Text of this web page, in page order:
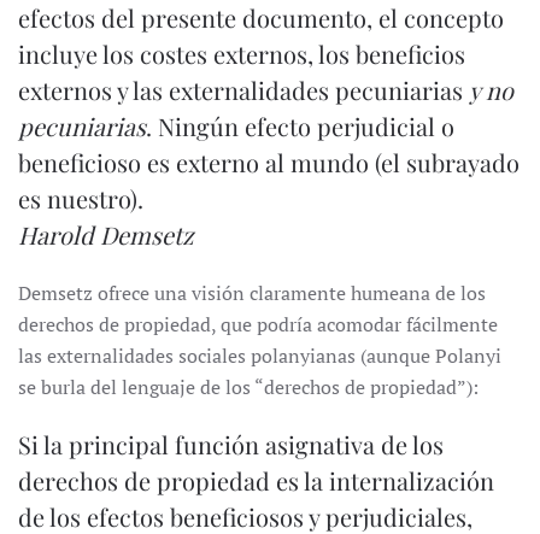
efectos del presente documento, el concepto
incluye los costes externos, los beneficios
externos y las externalidades pecuniarias y no
pecuniarias. Ningún efecto perjudicial o
beneficioso es externo al mundo (el subrayado
es nuestro).
Harold Demsetz
Demsetz ofrece una visión claramente humeana de los
derechos de propiedad, que podría acomodar fácilmente
las externalidades sociales polanyianas (aunque Polanyi
se burla del lenguaje de los “derechos de propiedad”):
Si la principal función asignativa de los
derechos de propiedad es la internalización
de los efectos beneficiosos y perjudiciales,